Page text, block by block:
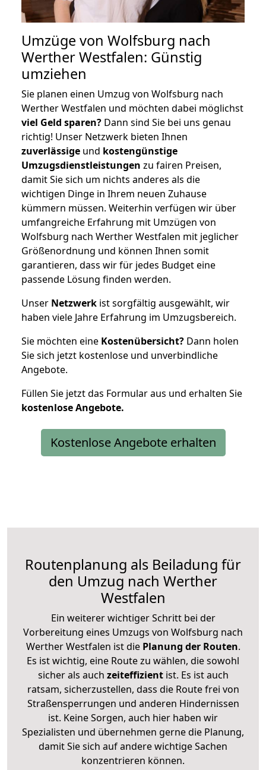
Umzüge von Wolfsburg nach
Werther Westfalen: Günstig
umziehen
Sie planen einen Umzug von Wolfsburg nach
Werther Westfalen und möchten dabei möglichst
viel Geld sparen? Dann sind Sie bei uns genau
richtig! Unser Netzwerk bieten Ihnen
zuverlässige und kostengünstige
Umzugsdienstleistungen zu fairen Preisen,
damit Sie sich um nichts anderes als die
wichtigen Dinge in Ihrem neuen Zuhause
kümmern müssen. Weiterhin verfügen wir über
umfangreiche Erfahrung mit Umzügen von
Wolfsburg nach Werther Westfalen mit jeglicher
Größenordnung und können Ihnen somit
garantieren, dass wir für jedes Budget eine
passende Lösung finden werden.
Unser Netzwerk ist sorgfältig ausgewählt, wir
haben viele Jahre Erfahrung im Umzugsbereich.
Sie möchten eine Kostenübersicht? Dann holen
Sie sich jetzt kostenlose und unverbindliche
Angebote.
Füllen Sie jetzt das Formular aus und erhalten Sie
kostenloseAngebote.
Kostenlose Angebote erhalten
Routenplanung als Beiladung für
den Umzug nach Werther
Westfalen
Ein weiterer wichtiger Schritt bei der
Vorbereitung eines Umzugs von Wolfsburg nach
Werther Westfalen ist diePlanung der Routen.
Es ist wichtig, eine Route zu wählen, die sowohl
sicher als auch zeiteffizientist. Es ist auch
ratsam, sicherzustellen, dass die Route frei von
Straßensperrungen und anderen Hindernissen
ist. Keine Sorgen, auch hier haben wir
Spezialisten und übernehmen gerne die Planung,
damit Sie sich auf andere wichtige Sachen
konzentrieren können.